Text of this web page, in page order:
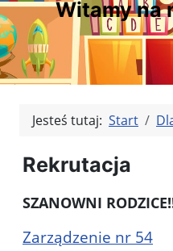
Witamy na
Jesteś tutaj: Start
Rekrutacja
SZANOWNI
Zarządzenie nr 54